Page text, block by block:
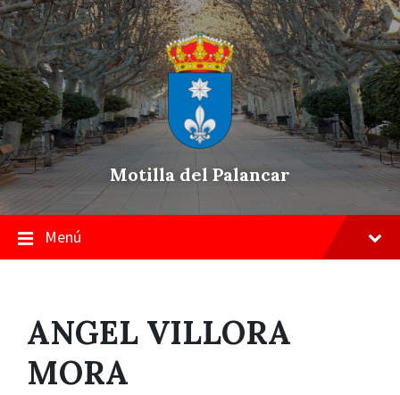
Skip
to
content
Saltar
a
la
navegación
principal
Saltar
a
pie
de
página
Motilla del Palancar
Menú
ANGEL VILLORA
MORA